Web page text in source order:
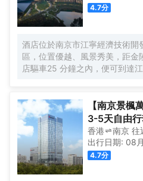
4.7分
酒店位於南京市江寧經濟技術開
區，位置優越、風景秀美，距金
店驅車25 分鐘之內，便可到達
計依託於牛首山自然景觀，強調
代環保概念，以輕盈空靈的設計
享受。酒店設有各類品味雅緻的
間。酒店配套設施不僅囊括了大
廳，以及提供清新自然菜餚的素
心、400平方米的兒童樂園、室
温衝浪池等，助力家庭賓客盡
【南京景楓
3-5天自由
香港 南京 往
出行日期: 08
4.7分